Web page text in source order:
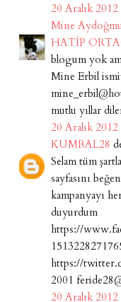
20 Aralık
Mine
HATİP
blogum yok
Mine Erbil
mutlu yıllar
20 Aralık
KUMRAL28
Selam tüm
sayfasını
kampanyayı
duyurdum
https://
https://
2001
20 Aralık